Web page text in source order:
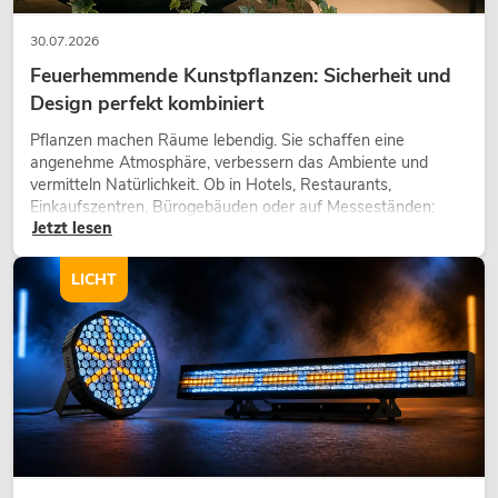
30.07.2026
Feuerhemmende Kunstpflanzen: Sicherheit und
Design perfekt kombiniert
Pflanzen machen Räume lebendig. Sie schaffen eine
angenehme Atmosphäre, verbessern das Ambiente und
vermitteln Natürlichkeit. Ob in Hotels, Restaurants,
Einkaufszentren, Bürogebäuden oder auf Messeständen:
eine hochwertige Begrünung gehört heute längst zum
modernen Raumkonzept.
Jetzt lesen
LICHT